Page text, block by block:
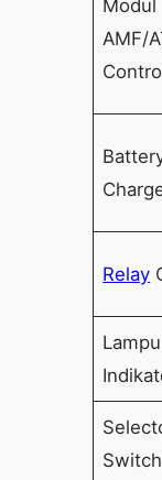
Modul
AMF/
Relay
Lampu